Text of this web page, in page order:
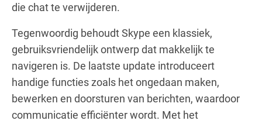
die chat te verwijderen.
Tegenwoordig behoudt Skype een klassiek,
gebruiksvriendelijk ontwerp dat makkelijk te
navigeren is. De laatste update introduceert
handige functies zoals het ongedaan maken,
bewerken en doorsturen van berichten, waardoor
communicatie efficiënter wordt. Met het